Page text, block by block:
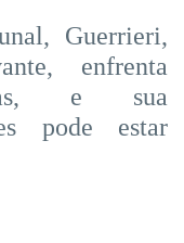
Guerrieri,
enfrenta
e sua
pode estar